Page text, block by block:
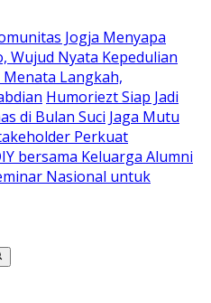
Jogja Menyapa
Wujud Nyata Kepedulian
Menata Langkah,
Humoriezt Siap Jadi
di Bulan Suci Jaga Mutu
Perkuat
bersama Keluarga Alumni
Nasional untuk